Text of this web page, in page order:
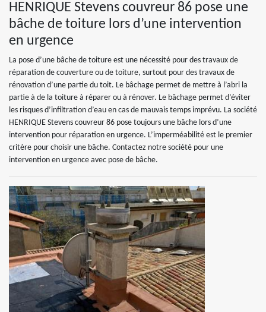
HENRIQUE Stevens couvreur 86 pose une
bâche de toiture lors d’une intervention
en urgence
La pose d’une bâche de toiture est une nécessité pour des travaux de
réparation de couverture ou de toiture, surtout pour des travaux de
rénovation d’une partie du toit. Le bâchage permet de mettre à l’abri la
partie à de la toiture à réparer ou à rénover. Le bâchage permet d’éviter
les risques d’infiltration d’eau en cas de mauvais temps imprévu. La société
HENRIQUE Stevens couvreur 86 pose toujours une bâche lors d’une
intervention pour réparation en urgence. L’imperméabilité est le premier
critère pour choisir une bâche. Contactez notre société pour une
intervention en urgence avec pose de bâche.